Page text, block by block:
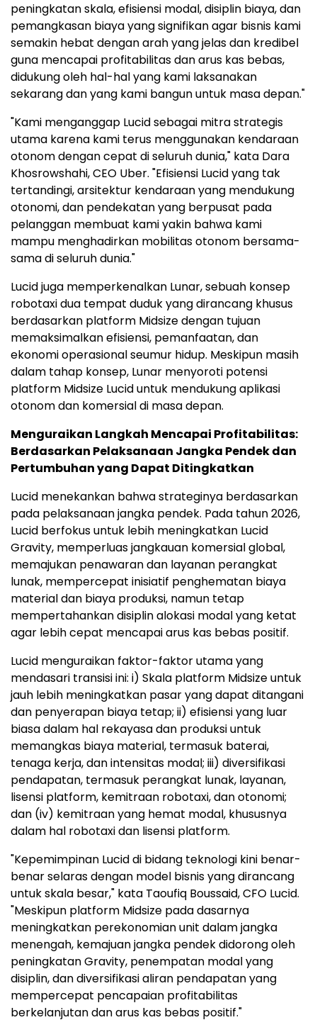
peningkatan skala, efisiensi modal, disiplin biaya, dan
pemangkasan biaya yang signifikan agar bisnis kami
semakin hebat dengan arah yang jelas dan kredibel
guna mencapai profitabilitas dan arus kas bebas,
didukung oleh hal-hal yang kami laksanakan
sekarang dan yang kami bangun untuk masa depan."
"Kami menganggap Lucid sebagai mitra strategis
utama karena kami terus menggunakan kendaraan
otonom dengan cepat di seluruh dunia," kata Dara
Khosrowshahi, CEO Uber. "Efisiensi Lucid yang tak
tertandingi, arsitektur kendaraan yang mendukung
otonomi, dan pendekatan yang berpusat pada
pelanggan membuat kami yakin bahwa kami
mampu menghadirkan mobilitas otonom bersama-
sama di seluruh dunia."
Lucid juga memperkenalkan Lunar, sebuah konsep
robotaxi dua tempat duduk yang dirancang khusus
berdasarkan platform Midsize dengan tujuan
memaksimalkan efisiensi, pemanfaatan, dan
ekonomi operasional seumur hidup. Meskipun masih
dalam tahap konsep, Lunar menyoroti potensi
platform Midsize Lucid untuk mendukung aplikasi
otonom dan komersial di masa depan.
Menguraikan Langkah Mencapai Profitabilitas:
Berdasarkan Pelaksanaan Jangka Pendek dan
Pertumbuhan yang Dapat Ditingkatkan
Lucid menekankan bahwa strateginya berdasarkan
pada pelaksanaan jangka pendek. Pada tahun 2026,
Lucid berfokus untuk lebih meningkatkan Lucid
Gravity, memperluas jangkauan komersial global,
memajukan penawaran dan layanan perangkat
lunak, mempercepat inisiatif penghematan biaya
material dan biaya produksi, namun tetap
mempertahankan disiplin alokasi modal yang ketat
agar lebih cepat mencapai arus kas bebas positif.
Lucid menguraikan faktor-faktor utama yang
mendasari transisi ini: i) Skala platform Midsize untuk
jauh lebih meningkatkan pasar yang dapat ditangani
dan penyerapan biaya tetap; ii) efisiensi yang luar
biasa dalam hal rekayasa dan produksi untuk
memangkas biaya material, termasuk baterai,
tenaga kerja, dan intensitas modal; iii) diversifikasi
pendapatan, termasuk perangkat lunak, layanan,
lisensi platform, kemitraan robotaxi, dan otonomi;
dan (iv) kemitraan yang hemat modal, khususnya
dalam hal robotaxi dan lisensi platform.
"Kepemimpinan Lucid di bidang teknologi kini benar-
benar selaras dengan model bisnis yang dirancang
untuk skala besar," kata Taoufiq Boussaid, CFO Lucid.
"Meskipun platform Midsize pada dasarnya
meningkatkan perekonomian unit dalam jangka
menengah, kemajuan jangka pendek didorong oleh
peningkatan Gravity, penempatan modal yang
disiplin, dan diversifikasi aliran pendapatan yang
mempercepat pencapaian profitabilitas
berkelanjutan dan arus kas bebas positif."